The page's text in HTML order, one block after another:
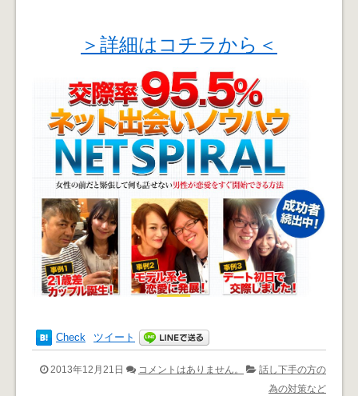
＞詳細はコチラから＜
Check ツイート
2013年12月21日 コメントはありません。
話し下手の方の
為の対策など